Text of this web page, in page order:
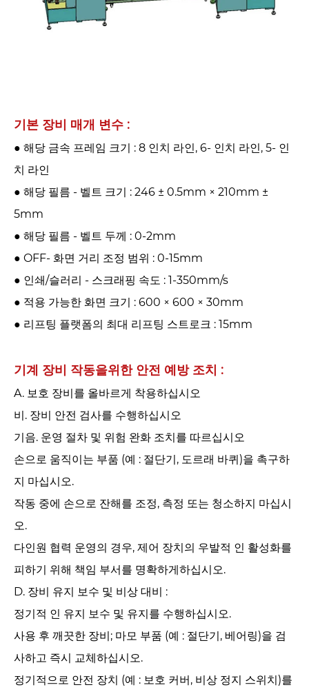
기본 장비 매개 변수 :
● 해당 금속 프레임 크기 : 8 인치 라인, 6- 인치 라인, 5- 인
치 라인
● 해당 필름 - 벨트 크기 : 246 ± 0.5mm × 210mm ±
5mm
● 해당 필름 - 벨트 두께 : 0-2mm
● OFF- 화면 거리 조정 범위 : 0-15mm
● 인쇄/슬러리 - 스크래핑 속도 : 1-350mm/s
● 적용 가능한 화면 크기 : 600 × 600 × 30mm
● 리프팅 플랫폼의 최대 리프팅 스트로크 : 15mm
기계 장비 작동을위한 안전 예방 조치 : ‌
A. 보호 장비를 올바르게 착용하십시오
비. 장비 안전 검사를 수행하십시오
기음. 운영 절차 및 위험 완화 조치를 따르십시오
손으로 움직이는 부품 (예 : 절단기, 도르래 바퀴)을 촉구하
지 마십시오.
작동 중에 손으로 잔해를 조정, 측정 또는 청소하지 마십시
오.
다인원 협력 운영의 경우, 제어 장치의 우발적 인 활성화를
피하기 위해 책임 부서를 명확하게하십시오.
D. 장비 유지 보수 및 비상 대비 : ‌
정기적 인 유지 보수 및 유지를 수행하십시오.
사용 후 깨끗한 장비; 마모 부품 (예 : 절단기, 베어링)을 검
사하고 즉시 교체하십시오.
정기적으로 안전 장치 (예 : 보호 커버, 비상 정지 스위치)를